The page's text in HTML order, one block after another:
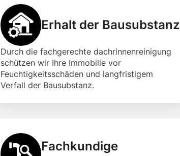
Erhalt der Bausubstanz
Durch die fachgerechte dachrinnenreinigung
schützen wir Ihre Immobilie vor
Feuchtigkeitsschäden und langfristigem
Verfall der Bausubstanz.
Fachkundige